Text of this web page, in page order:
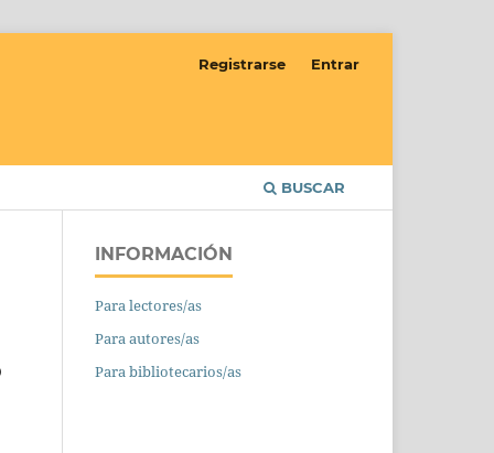
BUSCAR
Registrarse Entrar
INFORMACIÓN
Para lectores/as
Para autores/as
Para bibliotecarios/as